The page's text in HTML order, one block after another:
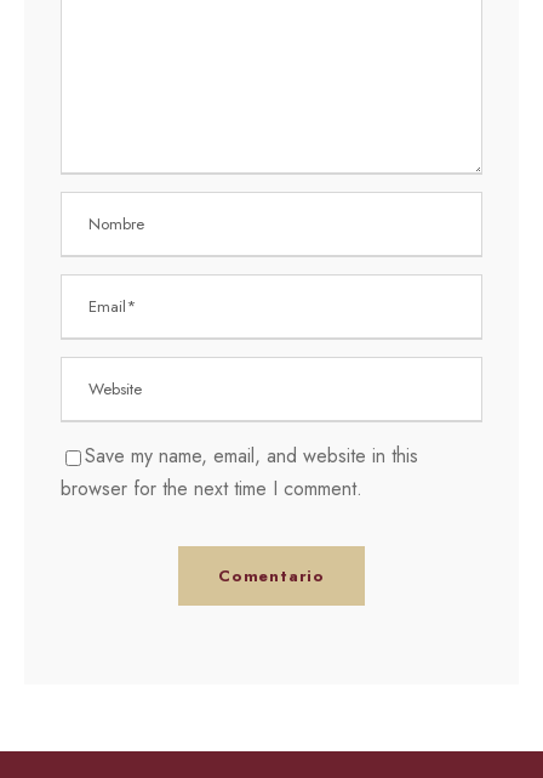
Save my name, email, and website in this
browser for the next time I comment.